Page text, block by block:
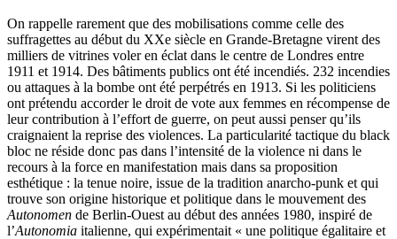
On rappelle rarement que des mobilisations comme celle des
suffragettes au début du XXe siècle en Grande-Bretagne virent des
milliers de vitrines voler en éclat dans le centre de Londres entre
1911 et 1914. Des bâtiments publics ont été incendiés. 232 incendies
ou attaques à la bombe ont été perpétrés en 1913. Si les politiciens
ont prétendu accorder le droit de vote aux femmes en récompense de
leur contribution à l’effort de guerre, on peut aussi penser qu’ils
craignaient la reprise des violences. La particularité tactique du black
bloc ne réside donc pas dans l’intensité de la violence ni dans le
recours à la force en manifestation mais dans sa proposition
esthétique : la tenue noire, issue de la tradition anarcho-punk et qui
trouve son origine historique et politique dans le mouvement des
Autonomen de Berlin-Ouest au début des années 1980, inspiré de
l’Autonomia italienne, qui expérimentait « une politique égalitaire et